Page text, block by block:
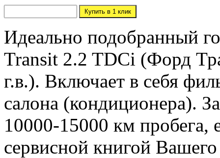
Идеально подобранный
Transit 2.2 TDCi (Форд
г.в.). Включает в себя
салона (кондиционера).
10000-15000 км пробега,
сервисной книгой